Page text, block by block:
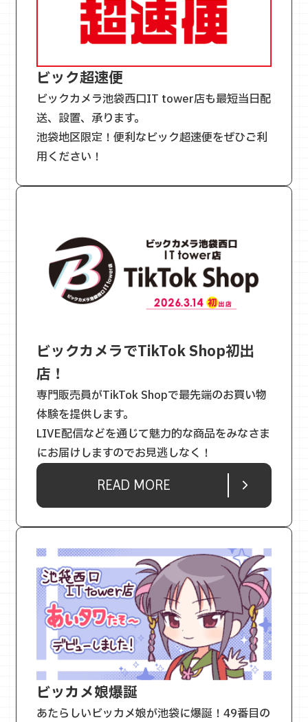
ビック超速便
ビックカメラ池袋西口IT tower店も最短当日配
送、設置、承ります。
池袋地区限定！便利なビック超速便をぜひご利
用ください！
ビックカメラでTikTok Shop初出
店！
専門販売員がTikTok Shopで最先端のお買い物
体験を提供します。
LIVE配信などを通じて魅力的な商品をみなさま
にお届けしますのでお見逃しなく！
READ MORE
ビッカメ娘爆誕
あたらしいビッカメ娘が池袋に爆誕！49番目の